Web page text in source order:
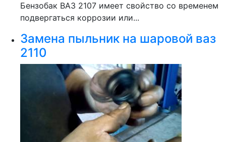
Бензобак ВАЗ 2107 имеет свойство со временем
подвергаться коррозии или...
Замена пыльник на шаровой ваз
2110